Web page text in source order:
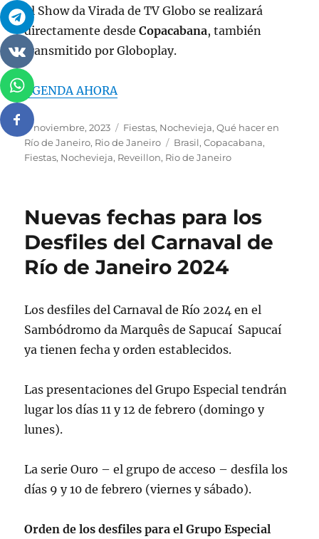
El Show da Virada de TV Globo se realizará
directamente desdeCopacabana, también
transmitido por Globoplay.
AGENDA AHORA
Publicado
el
11 noviembre, 2023 Categorías
Fiestas, Nochevieja,Qué hacer en
Río de Janeiro, Rio de Janeiro Etiquetas
Brasil,Copacabana,
Fiestas, Nochevieja, Reveillon, Rio de Janeiro
Nuevas fechas para los
Desfiles del Carnaval de
Río de Janeiro 2024
Los desfiles del Carnaval de Río 2024 en el
Sambódromo da Marquês de Sapucaí Sapucaí
ya tienen fecha y orden establecidos.
Las presentaciones del Grupo Especial tendrán
lugar los días 11 y 12 de febrero (domingo y
lunes).
La serie Ouro – el grupo de acceso – desfila los
días 9 y 10 de febrero (viernes y sábado).
Orden de los desfiles para el Grupo Especial